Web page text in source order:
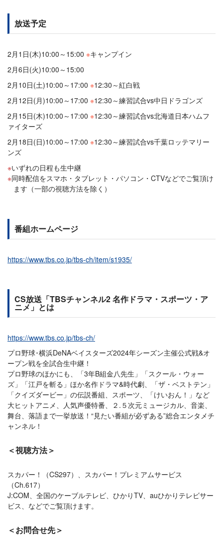
放送予定
2月1日(木)10:00～15:00 ※キャンプイン
2月6日(火)10:00～15:00
2月10日(土)10:00～17:00 ※12:30～紅白戦
2月12日(月)10:00～17:00 ※12:30～練習試合vs中日ドラゴンズ
2月15日(木)10:00～17:00 ※12:30～練習試合vs北海道日本ハムフ
ァイターズ
2月18日(日)10:00～17:00 ※12:30～練習試合vs千葉ロッテマリー
ンズ
いずれの日程も生中継
同時配信をスマホ・タブレット・パソコン・CTVなどでご覧頂け
ます（一部の視聴方法を除く）
番組ホームページ
https://www.tbs.co.jp/tbs-ch/item/s1935/
CS放送「TBSチャンネル2 名作ドラマ・スポーツ・ア
ニメ」とは
https://www.tbs.co.jp/tbs-ch/
プロ野球･横浜DeNAベイスターズ2024年シーズン主催公式戦&オ
ープン戦を全試合生中継！
プロ野球のほかにも、「3年B組金八先生」「スクール・ウォー
ズ」「江戸を斬る」ほか名作ドラマ&時代劇、「ザ・ベストテン」
「クイズダービー」の伝説番組、スポーツ、「けいおん！」など
大ヒットアニメ、人気声優特番、２.５次元ミュージカル、音楽、
舞台、落語まで一挙放送！“見たい番組が必ずある”総合エンタメチ
ャンネル！
＜視聴方法＞
スカパー！（CS297）、スカパー！プレミアムサービス
（Ch.617）
J:COM、全国のケーブルテレビ、ひかりTV、auひかりテレビサー
ビス、などでご覧頂けます。
＜お問合せ先＞